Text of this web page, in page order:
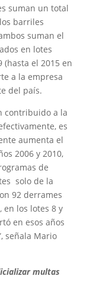
suman un total
barriles
suman el
en lotes
(hasta el 2015 en
a la empresa
del país.
contribuido a la
es
aumenta el
2006 y 2010,
de
solo de la
92 derrames
los lotes 8 y
en esos años
señala Mario
multas